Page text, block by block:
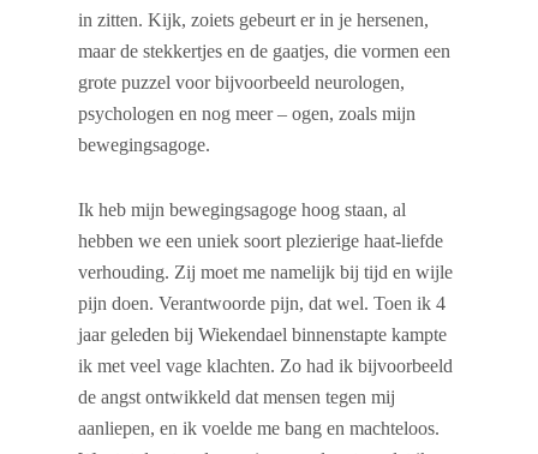
in zitten. Kijk, zoiets gebeurt er in je hersenen,
maar de stekkertjes en de gaatjes, die vormen een
grote puzzel voor bijvoorbeeld neurologen,
psychologen en nog meer – ogen, zoals mijn
bewegingsagoge.
Ik heb mijn bewegingsagoge hoog staan, al
hebben we een uniek soort plezierige haat-liefde
verhouding. Zij moet me namelijk bij tijd en wijle
pijn doen. Verantwoorde pijn, dat wel. Toen ik 4
jaar geleden bij Wiekendael binnenstapte kampte
ik met veel vage klachten. Zo had ik bijvoorbeeld
de angst ontwikkeld dat mensen tegen mij
aanliepen, en ik voelde me bang en machteloos.